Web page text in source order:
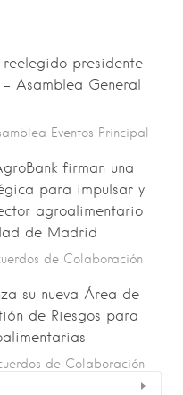
presidente
Asamblea General
Eventos Principal
firman una
para impulsar y
agroalimentario
de Madrid
de Colaboración
su nueva Área de
de Riesgos para
de Colaboración